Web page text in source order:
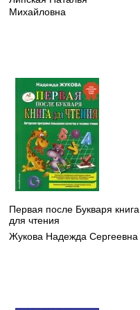
Михайловна
Первая после Букваря книга
для чтения
Жукова Надежда Сергеевна